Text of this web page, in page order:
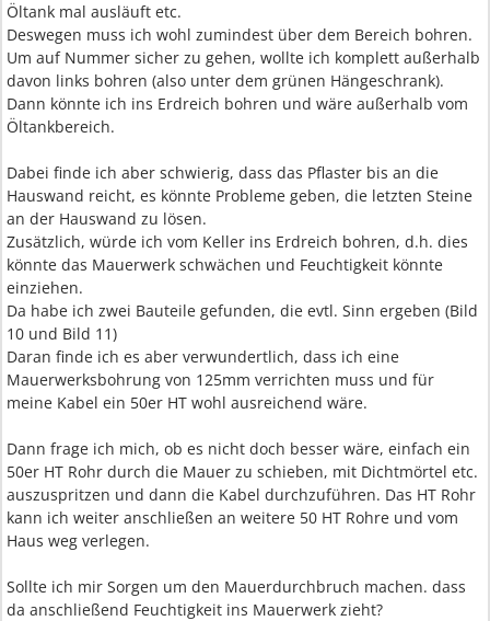
Öltank mal ausläuft etc.
Deswegen muss ich wohl zumindest über dem Bereich bohren.
Um auf Nummer sicher zu gehen, wollte ich komplett außerhalb
davon links bohren (also unter dem grünen Hängeschrank).
Dann könnte ich ins Erdreich bohren und wäre außerhalb vom
Öltankbereich.
Dabei finde ich aber schwierig, dass das Pflaster bis an die
Hauswand reicht, es könnte Probleme geben, die letzten Steine
an der Hauswand zu lösen.
Zusätzlich, würde ich vom Keller ins Erdreich bohren, d.h. dies
könnte das Mauerwerk schwächen und Feuchtigkeit könnte
einziehen.
Da habe ich zwei Bauteile gefunden, die evtl. Sinn ergeben (Bild
10 und Bild 11)
Daran finde ich es aber verwundertlich, dass ich eine
Mauerwerksbohrung von 125mm verrichten muss und für
meine Kabel ein 50er HT wohl ausreichend wäre.
Dann frage ich mich, ob es nicht doch besser wäre, einfach ein
50er HT Rohr durch die Mauer zu schieben, mit Dichtmörtel etc.
auszuspritzen und dann die Kabel durchzuführen. Das HT Rohr
kann ich weiter anschließen an weitere 50 HT Rohre und vom
Haus weg verlegen.
Sollte ich mir Sorgen um den Mauerdurchbruch machen. dass
da anschließend Feuchtigkeit ins Mauerwerk zieht?